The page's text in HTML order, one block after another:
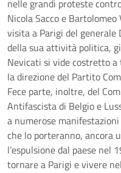
nelle grandi proteste
Nicola Sacco e
visita a Parigi del generale
della sua attività politica,
Nevicati si vide costretto
la direzione del Partito
Fece parte, inoltre, del
Antifascista di Belgio e
a numerose
che lo porteranno, ancora
l’espulsione dal paese
tornare a Parigi e vivere